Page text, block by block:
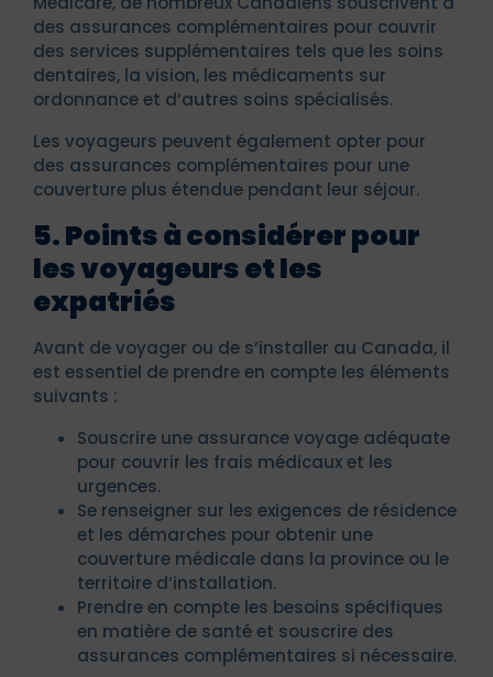
des assurances complémentaires pour couvrir
des services supplémentaires tels que les soins
dentaires, la vision, les médicaments sur
ordonnance et d’autres soins spécialisés.
Les voyageurs peuvent également opter pour
des assurances complémentaires pour une
couverture plus étendue pendant leur séjour.
5. Points à considérer pour
les voyageurs et les
expatriés
Avant de voyager ou de s’installer au Canada, il
est essentiel de prendre en compte les éléments
suivants :
Souscrire une assurance voyage adéquate
pour couvrir les frais médicaux et les
urgences.
Se renseigner sur les exigences de résidence
et les démarches pour obtenir une
couverture médicale dans la province ou le
territoire d’installation.
Prendre en compte les besoins spécifiques
en matière de santé et souscrire des
assurances complémentaires si nécessaire.